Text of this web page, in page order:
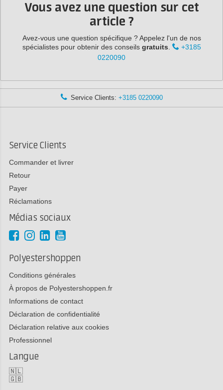
Vous avez une question sur cet
article ?
Avez-vous une question spécifique ? Appelez l'un de nos
spécialistes pour obtenir des conseils gratuits
+3185
0220090
Service Clients: +3185 0220090
Service Clients
Commander et livrer
Retour
Payer
Réclamations
Médias sociaux
Polyestershoppen
Conditions générales
À propos de Polyestershoppen.fr
Informations de contact
Déclaration de confidentialité
Déclaration relative aux cookies
Professionnel
Langue
🇳🇱
🇬🇧